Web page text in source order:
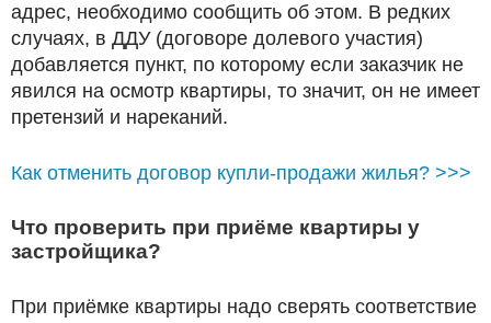
адрес, необходимо сообщить об этом. В редких
случаях, в ДДУ (договоре долевого участия)
добавляется пункт, по которому если заказчик не
явился на осмотр квартиры, то значит, он не имеет
претензий и нареканий.
Как отменить договор купли-продажи жилья? >>>
Что проверить при приёме квартиры у
застройщика?
При приёмке квартиры надо сверять соответствие